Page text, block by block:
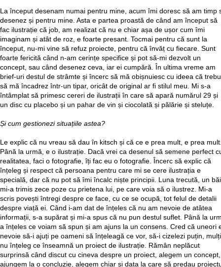
La început desenam numai pentru mine, acum îmi doresc să am timp
desenez și pentru mine. Asta e partea proastă de când am început să
fac ilustrație că job, am realizat că nu e chiar așa de ușor cum îmi
imaginam și atât de roz, e foarte presant. Tocmai pentru că sunt la
început, nu-mi vine să refuz proiecte, pentru că învăț cu fiecare. Sunt
foarte fericită când n-am cerințe specifice și pot să-mi dezvolt un
concept, sau când desenez ceva, iar ei cumpără. În ultima vreme am
brief-uri destul de strâmte și încerc să mă obișnuiesc cu ideea că
să mă încadrez într-un tipar, oricât de original ar fi stilul meu. Mi s-a
întâmplat să primesc cereri de ilustrații în care să apară numărul 29 și
un disc cu placebo și un pahar de vin și ciocolată și pălărie și steluțe.
Și cum gestionezi situațiile astea?
Le explic că nu vreau să dau în kitsch și că ce e prea mult, e prea
Până la urmă, e o ilustrație. Dacă vrei ca desenul să semene perfect
realitatea, faci o fotografie, îți fac eu o fotografie. Încerc să explic că
înțeleg și respect că persoana pentru care mi se cere ilustrația e
specială, dar că nu pot să îmi încalc niște principii. Luna trecută, un
mi-a trimis zece poze cu prietena lui, pe care voia să o ilustrez. Mi-a
scris povești întregi despre ce face, cu ce se ocupă, tot felul de detalii
despre viață ei. Când i-am dat de înțeles că nu am nevoie de atâtea
informații, s-a supărat și mi-a spus că nu pun destul suflet. Până la
a înțeles ce voiam să spun și am ajuns la un consens. Cred că uneori
nevoie să-i ajuți pe oameni să înțeleagă ce vor, să-i cizelezi puțin, mulți
nu înțeleg ce înseamnă un proiect de ilustrație. Rămân neplăcut
surprinsă când discut cu cineva despre un proiect, alegem un concept,
ajungem la o concluzie, alegem chiar și data la care să predau